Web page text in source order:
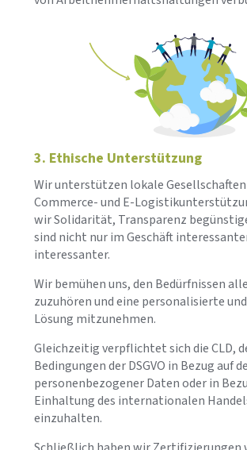
3. Ethische Unterstützung
Wir unterstützen lokale
Commerce- und E-
wir Solidarität, Transparenz
sind nicht nur im Geschäft
interessanter.
Wir bemühen uns, den Bedürfnissen
zuzuhören und eine personalisierte
Lösung mitzunehmen.
Gleichzeitig verpflichtet sich die CLD,
Bedingungen der DSGVO in Bezug auf
personenbezogener Daten oder in
Einhaltung des internationalen
einzuhalten.